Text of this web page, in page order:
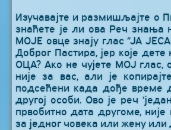
Изучавајте и размишљајте о
знаћете је ли ова Реч знања
МОЈЕ овце знају глас “ЈА
Доброг Пастира, јер које дете
ОЦА? Ако не чујете МОЈ глас,
није за вас, али је
подсећени када дође време
другој особи. Ово је реч
првобитно дата другоме,
за једног човека или жену или